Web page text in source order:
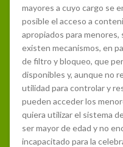
mayores a cuyo cargo se
posible el acceso a
apropiados para menores,
existen mecanismos, en
de filtro y bloqueo, que
disponibles y, aunque no
utilidad para controlar y
pueden acceder los
quiera utilizar el sistema
ser mayor de edad y no
incapacitado para la